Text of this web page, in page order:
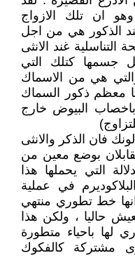
ان تلك الازواج
الذكور هي من اجل
التناسلية غند الانثى
جسمها كتلك التي
هي من الاسماك
معظم ذكور السماك
البيوض خارج
فان الذكر والانثى
بوضع معين من
التي يحملها هذا
في عملية
خط تطوري منتهي
حاليا ، ولكن هذا
لها باحياء متطورة
مشتركة كالفكوك